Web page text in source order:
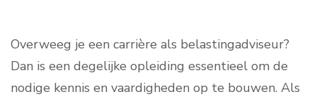
Overweeg je een carrière als belastingadviseur?
Dan is een degelijke opleiding essentieel om de
nodige kennis en vaardigheden op te bouwen. Als